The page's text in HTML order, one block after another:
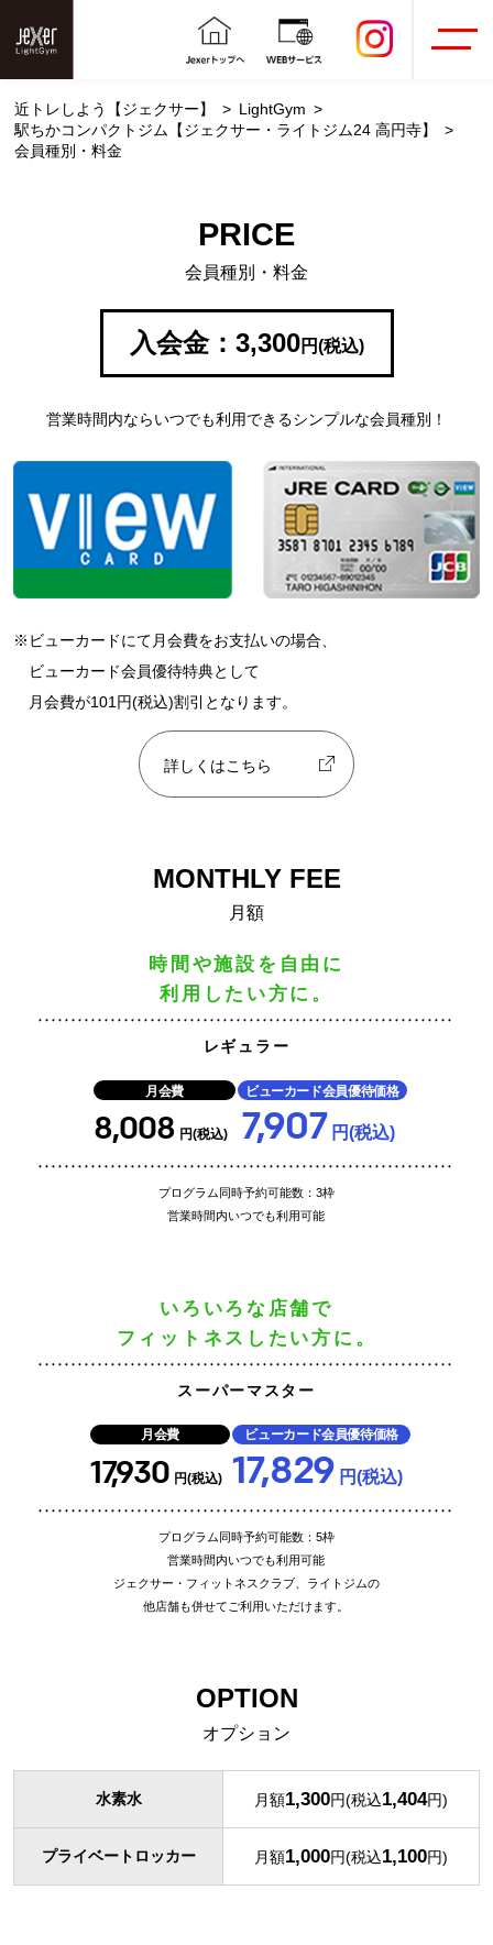
近トレしよう【ジェクサー】
LightGym
駅ちかコンパクトジム【ジェクサー・ライトジム24 高円寺】
会員種別・料金
PRICE
会員種別・料金
入会金：3,300円(税込)
営業時間内ならいつでも利用できるシンプルな会員種別！
※ビューカードにて月会費をお支払いの場合、
ビューカード会員優待特典として
月会費が101円(税込)割引となります。
詳しくはこちら
MONTHLY FEE
月額
時間や施設を自由に
利用したい方に。
レギュラー
月会費
8,008 円(税込)
ビューカード会員優待価格
7,907 円(税込)
プログラム同時予約可能数：3枠
営業時間内いつでも利用可能
いろいろな店舗で
フィットネスしたい方に。
スーパーマスター
月会費
17,930 円(税込)
ビューカード会員優待価格
17,829 円(税込)
プログラム同時予約可能数：5枠
営業時間内いつでも利用可能
ジェクサー・フィットネスクラブ、ライトジムの
他店舗も併せてご利用いただけます。
OPTION
オプション
水素水 月額1,300円(税込1,404円)
プライベートロッカー 月額1,000円(税込1,100円)